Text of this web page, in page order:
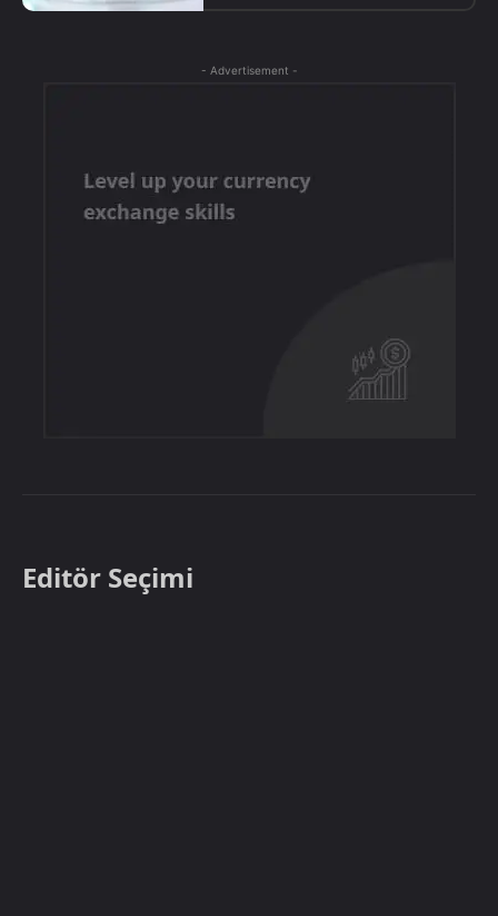
- Advertisement -
Editör Seçimi